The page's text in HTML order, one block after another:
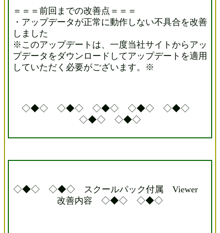
＝＝＝前回までの改善点＝＝＝
・アップデータが正常に動作しない不具合を改善
しました
※このアップデートは、一度当社サイトからアッ
プデータをダウンロードしてアップデートを適用
していただく必要がございます。※
◇◆◇ ◇◆◇ ◇◆◇ ◇◆◇ ◇◆◇
◇◆◇ ◇◆◇
◇◆◇ ◇◆◇ スクールパック付属 Viewer
改善内容 ◇◆◇ ◇◆◇